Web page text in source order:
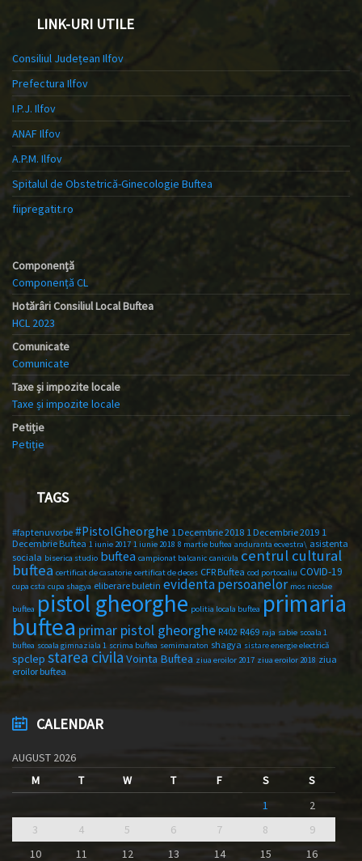
LINK-URI UTILE
Consiliul Județean Ilfov
Prefectura Ilfov
I.P.J. Ilfov
ANAF Ilfov
A.P.M. Ilfov
Spitalul de Obstetrică-Ginecologie Buftea
fiipregatit.ro
Componență
Componență CL
Hotărâri Consiliul Local Buftea
HCL 2023
Comunicate
Comunicate
Taxe și impozite locale
Taxe și impozite locale
Petiție
Petiție
TAGS
#faptenuvorbe #PistolGheorghe 1 Decembrie 2018 1 Decembrie 2019 1
Decembrie Buftea 1 iunie 2017 1 iunie 2018 8 martie buftea anduranta ecvestra\ asistenta
sociala biserica studio buftea campionat balcanic canicula centrul cultural
buftea certificat de casatorie certificat de deces CFR Buftea cod portocaliu COVID-19
cupa csta cupa shagya eliberare buletin evidenta persoanelor mos nicolae
buftea pistol gheorghe politia locala buftea primaria
buftea primar pistol gheorghe R402 R469 raja sabie scoala 1
buftea scoala gimnaziala 1 scrima buftea semimaraton shagya sistare energie electrică
spclep starea civila Vointa Buftea ziua eroilor 2017 ziua eroilor 2018 ziua
eroilor buftea
CALENDAR
AUGUST 2026
M
T W T F S
S
1
2
3
4 5 6 7 8
9
10
11 12 13 14 15 16